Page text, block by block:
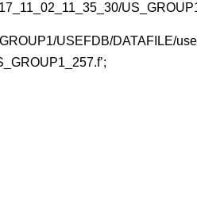
USEFDB/DATAFILE/